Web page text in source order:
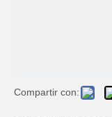
Compartir con: